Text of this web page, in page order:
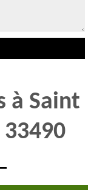
à Saint